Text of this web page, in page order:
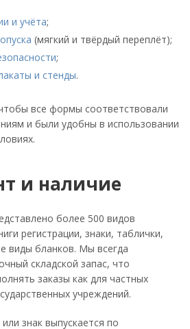
и учёта;
(мягкий и твёрдый переплёт);
;
и стенды.
все формы соответствовали
и были удобны в использовании
и наличие
более 500 видов
регистрации, знаки, таблички,
виды бланков. Мы всегда
складской запас, что
заказы как для частных
учреждений.
знак выпускается по